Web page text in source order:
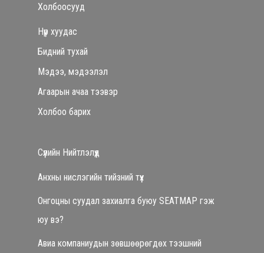
Холбоосууд
Нүүр хуудас
Бидний тухай
Мэдээ, мэдээлэл
Агаарын ачаа тээвэр
Холбоо барих
Сүүлийн Нийтлэлүүд
Анхны нислэгийн тийзний түүх
Онгоцны суудал захиалга буюу SEATMAP гэж
юу вэ?
Авиа компаниудын зөвшөөрөгдөх тээшний